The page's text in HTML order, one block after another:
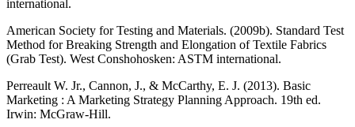
international.
American Society for Testing and Materials. (2009b). Standard Test
Method for Breaking Strength and Elongation of Textile Fabrics
(Grab Test). West Conshohosken: ASTM international.
Perreault W. Jr., Cannon, J., & McCarthy, E. J. (2013). Basic
Marketing : A Marketing Strategy Planning Approach. 19th ed.
Irwin: McGraw-Hill.